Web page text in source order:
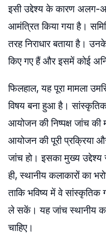
इसी उद्देश्य के कारण अलग-
आमंत्रित किया गया है।
तरह निराधार बताया है।
किए गए हैं और इसमें कोई
फिलहाल, यह पूरा मामला
विषय बना हुआ है।
आयोजन की निष्पक्ष जांच
आयोजन की पूरी प्रक्रिया
जांच हो। इसका मुख्य
ही, स्थानीय कलाकारों का
ताकि भविष्य में वे सांस्कृतिक
ले सकें। यह जांच स्थानीय
चाहिए।